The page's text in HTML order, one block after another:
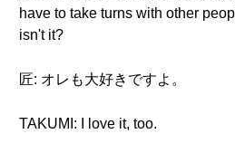
have to take turns with other
isn't it?
匠: オレも大好きですよ。
TAKUMI: I love it, too.